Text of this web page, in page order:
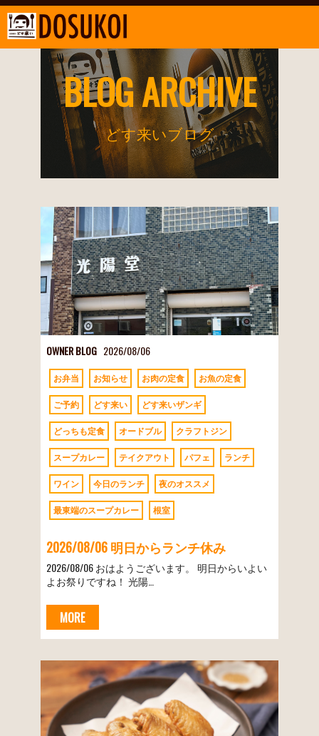
BLOG ARCHIVE
どす来いブログ
OWNER BLOG 2026/08/06
お弁当 お知らせ お肉の定食 お魚の定食
ご予約 どす来い どす来いザンギ
どっちも定食 オードブル クラフトジン
スープカレー テイクアウト パフェ ランチ
ワイン 今日のランチ 夜のオススメ
最東端のスープカレー 根室
2026/08/06 明日からランチ休み
2026/08/06 おはようございます。 明日からいよい
よお祭りですね！ 光陽…
MORE